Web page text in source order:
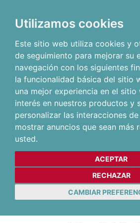
Utilizamos cookies
Este sitio web utiliza cookies y
de seguimiento para mejorar su
navegación con los siguientes
la funcionalidad básica del sitio
una mejor experiencia en el sitio
interés en nuestros productos y
personalizar las interacciones
mostrar anuncios que sean más
usted.
ACEPTAR
RECHAZAR
CAMBIAR